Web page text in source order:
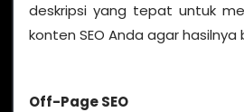
deskripsi yang tepat untuk
konten SEO Anda agar
Off-Page SEO